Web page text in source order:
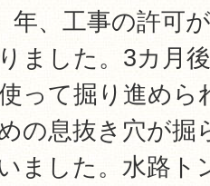
年、工事の許可
ました。3カ月
って掘り進めら
の息抜き穴が掘
ました。水路ト